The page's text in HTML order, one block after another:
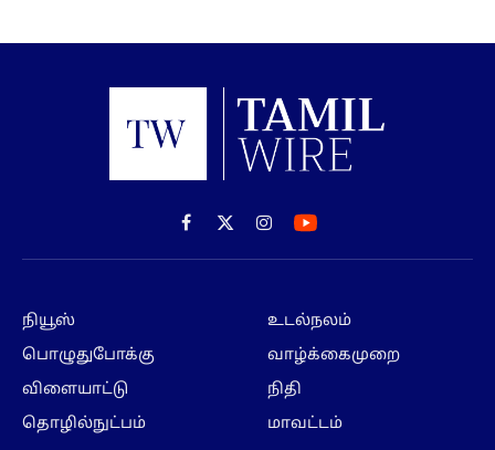
Facebook
X
(Twitter)
Instagram
நியூஸ்
பொழுதுபோக்கு
விளையாட்டு
தொழில்நுட்பம்
உடல்நலம்
வாழ்க்கைமுறை
நிதி
மாவட்டம்